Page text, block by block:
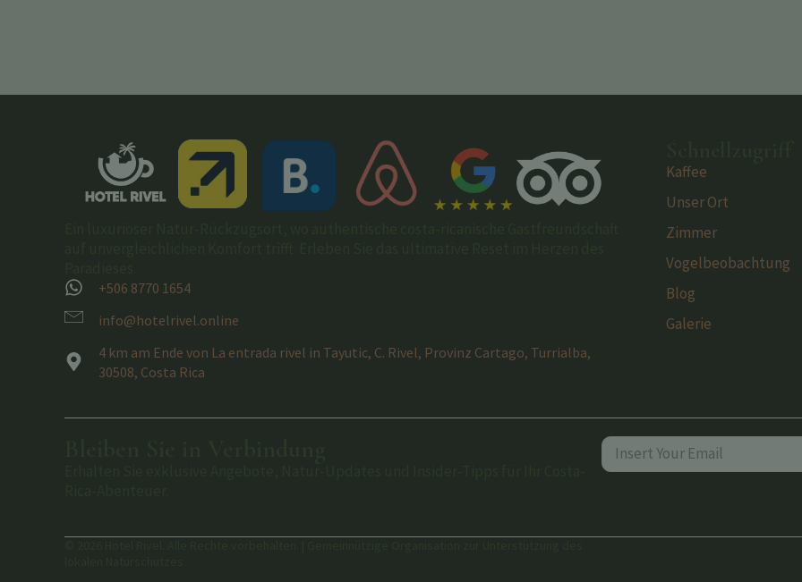
+506 8770 1654
info@hotelrivel.online
4 km am Ende von La entrada rivel in Tayutic, C. Rivel, Provinz Cartago, Turrialba,
30508, Costa Rica
Kaffee
Unser Ort
Zimmer
Vogelbeobachtung
Blog
Galerie